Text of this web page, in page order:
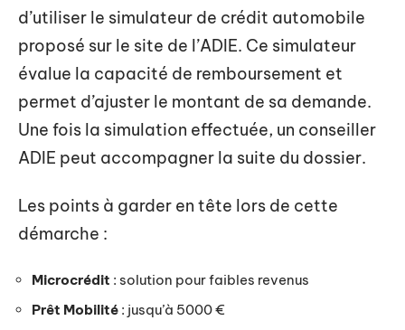
d’utiliser le simulateur de crédit automobile
proposé sur le site de l’ADIE. Ce simulateur
évalue la capacité de remboursement et
permet d’ajuster le montant de sa demande.
Une fois la simulation effectuée, un conseiller
ADIE peut accompagner la suite du dossier.
Les points à garder en tête lors de cette
démarche :
Microcrédit : solution pour faibles revenus
Prêt Mobilité : jusqu’à 5000 €